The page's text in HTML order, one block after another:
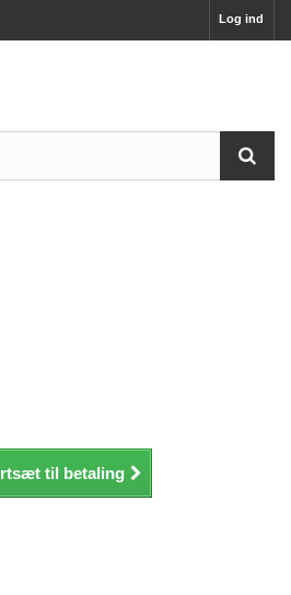
Log ind
til betaling